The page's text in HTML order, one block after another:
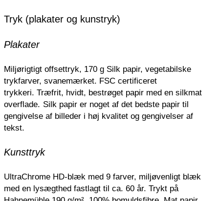
Tryk (plakater og kunstryk)
Plakater
Miljørigtigt offsettryk, 170 g Silk papir, vegetabilske
trykfarver, svanemærket. FSC certificeret
trykkeri. Træfrit, hvidt, bestrøget papir med en silkmat
overflade. Silk papir er noget af det bedste papir til
gengivelse af billeder i høj kvalitet og gengivelser af
tekst.
Kunsttryk
UltraChrome HD-blæk med 9 farver, miljøvenligt blæk
med en lysægthed fastlagt til ca. 60 år. Trykt på